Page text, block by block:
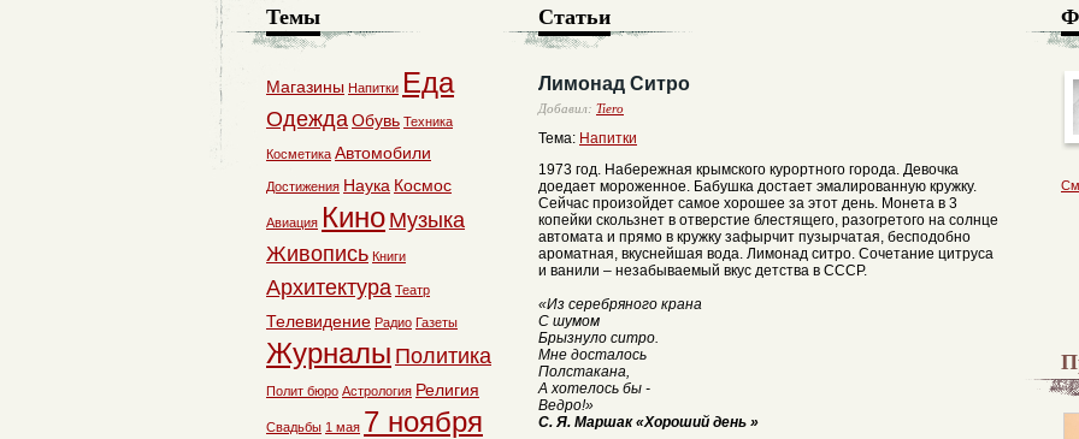
Статьи
Лимонад Ситро
Добавил: Tiero
Тема: Напитки
1973 год. Набережная крымского курортного города. Девочка
доедает мороженное. Бабушка достает эмалированную кружку.
Сейчас произойдет самое хорошее за этот день. Монета в 3
копейки скользнет в отверстие блестящего, разогретого на солнце
автомата и прямо в кружку зафырчит пузырчатая, бесподобно
ароматная, вкуснейшая вода. Лимонад ситро. Сочетание цитруса
и ванили – незабываемый вкус детства в СССР.
«Из серебряного крана
С шумом
Брызнуло ситро.
Мне досталось
Полстакана,
А хотелось бы -
Ведро!»
С. Я. Маршак «Хороший день »
Темы
Магазины Напитки Еда
ОдеждаОбувь Техника
Косметика Автомобили
Достижения Наука Космос
Авиация Кино Музыка
Живопись Книги
Архитектура Театр
Телевидение Радио Газеты
Журналы Политика
Полит бюро Астрология Религия
Свадьбы 1 мая 7 ноября